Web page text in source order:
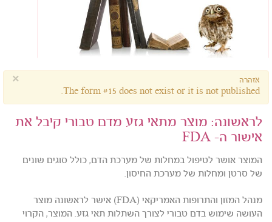
× אזהרה
The form #15 does not exist or it is not published.
לראשונה: מוצר מתאי גזע מדם טבורי קיבל את
אישור ה- FDA
המוצר אושר לטיפול במחלות של מערכת הדם, כולל סוגים שונים
של סרטן ומחלות של מערכת החיסון.
מנהל המזון והתרופות האמריקאי (FDA) אישר לראשונה מוצר
העושה שימוש בדם טבורי לצורך השתלות תאי גזע. המוצר, הקרוי